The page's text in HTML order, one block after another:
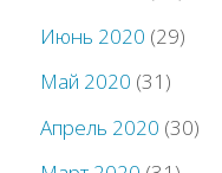
Июнь 2020 (29)
Май 2020 (31)
Апрель 2020 (30)